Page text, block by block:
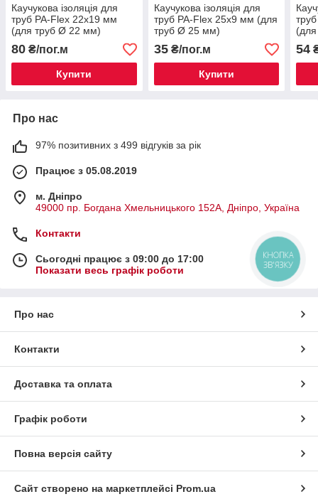
Каучукова ізоляція для
труб PA-Flex 22х19 мм
(для труб Ø 22 мм)
80 ₴/пог.м
Купити
Каучукова ізоляція для
труб PA-Flex 25х9 мм (для
труб Ø 25 мм)
35₴/пог.м
Купити
54
Про нас
97% позитивних з 499 відгуків за рік
Працює з 05.08.2019
м. Дніпро
49000 пр. Богдана Хмельницького 152А, Дніпро, Україна
Контакти
Сьогодні працює з 09:00 до 17:00
Показати весь графік роботи
Про нас
Контакти
Доставка та оплата
Графік роботи
Повна версія сайту
Сайт створено на маркетплейсі Prom.ua
КНОПКА
ЗВ'ЯЗКУ